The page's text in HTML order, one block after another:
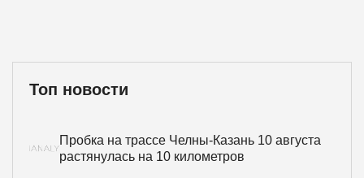
Топ новости
Пробка на трассе Челны-Казань 10 августа
растянулась на 10 километров